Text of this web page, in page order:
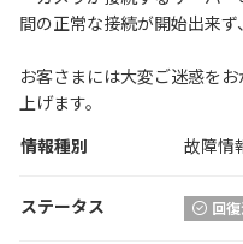
間の正常な接続が開始出来ず
お客さまには大変ご迷惑を
上げます。
情報種別
故障情
ステータス 回